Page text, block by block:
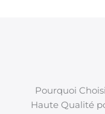
Pourquoi
Haute Qualité